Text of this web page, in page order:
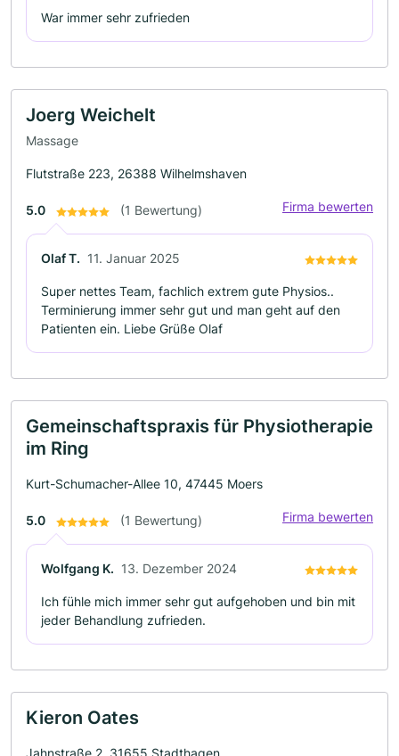
War immer sehr zufrieden
Joerg Weichelt
Massage
Flutstraße 223, 26388 Wilhelmshaven
5.0 (1 Bewertung) Firma bewerten
Olaf T. 11. Januar 2025
Super nettes Team, fachlich extrem gute Physios..
Terminierung immer sehr gut und man geht auf den
Patienten ein. Liebe Grüße Olaf
Gemeinschaftspraxis für Physiotherapie
im Ring
Kurt-Schumacher-Allee 10, 47445 Moers
5.0 (1 Bewertung) Firma bewerten
Wolfgang K. 13. Dezember 2024
Ich fühle mich immer sehr gut aufgehoben und bin mit
jeder Behandlung zufrieden.
Kieron Oates